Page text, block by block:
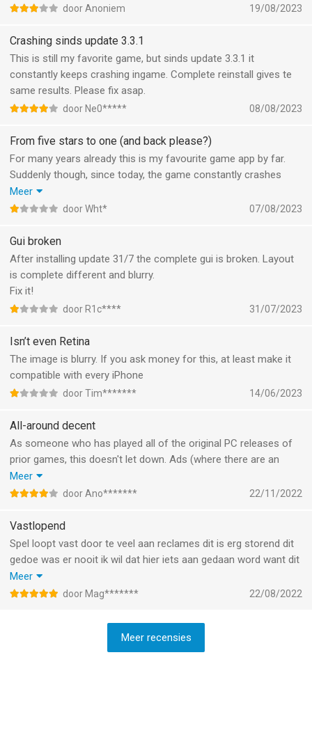
crashlytics in AdGuard hoping it would signal the developers.
badges are gone. None of the settings can be saved anymore
and the app now always starts with the tutorial and crash.
Please rollback the update.
door Anoniem 19/08/2023
Crashing sinds update 3.3.1
This is still my favorite game, but sinds update 3.3.1 it
constantly keeps crashing ingame. Complete reinstall gives te
same results. Please fix asap.
door Ne0***** 08/08/2023
From five stars to one (and back please?)
For many years already this is my favourite game app by far.
Suddenly though, since today, the game constantly crashes
within 30 secs and thus has become impossible to play. I’ve got
1Blocker running in the back (blocking in-app-trackers), but that
bug so I can award five stars again to this aweaome game.
Thank you!
Meer
door Wht* 07/08/2023
Gui broken
After installing update 31/7 the complete gui is broken. Layout
is complete different and blurry.
Fix it!
door R1c**** 31/07/2023
Isn’t even Retina
The image is blurry. If you ask money for this, at least make it
compatible with every iPhone
door Tim******* 14/06/2023
All-around decent
As someone who has played all of the original PC releases of
prior games, this doesn't let down. Ads (where there are an
unnecessary amount of) can thankfully be avoided by turning
on airplane mode. One thing I am missing though is quests
bejeweled 3.
Meer
door Ano******* 22/11/2022
Vastlopend
Spel loopt vast door te veel aan reclames dit is erg storend dit
gedoe was er nooit ik wil dat hier iets aan gedaan word want dit
is me favoriete spel en ik ga t niet spelen als dit bij elke level en
elke knop die ik druk een advertendie reclame tussen komt die ik
Meer
door Mag******* 22/08/2022
Meer recensies